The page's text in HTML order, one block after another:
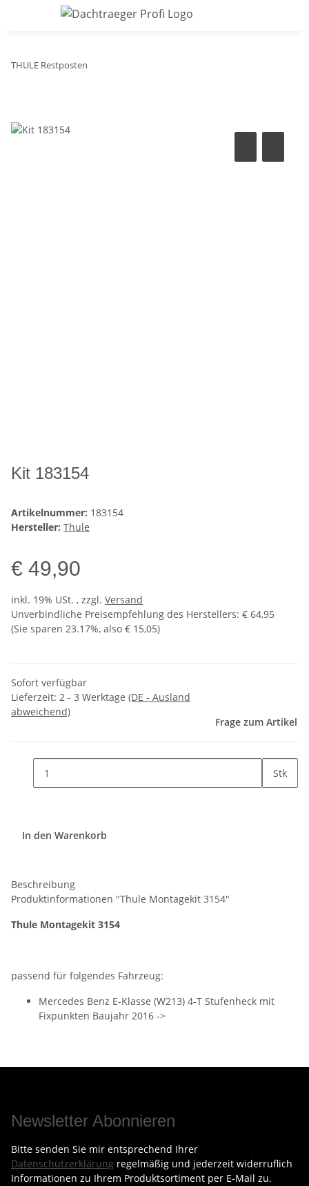
THULE Restposten
Kit 183154
Artikelnummer: 183154
Hersteller: Thule
€ 49,90
inkl. 19% USt. , zzgl. Versand
Unverbindliche Preisempfehlung des Herstellers: € 64,95
(Sie sparen 23.17%, also € 15,05)
Sofort verfügbar
Lieferzeit: 2 - 3 Werktage (DE - Ausland
abweichend)
Frage zum Artikel
Stk
In den Warenkorb
Beschreibung
Produktinformationen "Thule Montagekit 3154"
Thule Montagekit 3154
passend für folgendes Fahrzeug:
Mercedes Benz E-Klasse (W213) 4-T Stufenheck mit
Fixpunkten Baujahr 2016 ->
Newsletter Abonnieren
Bitte senden Sie mir entsprechend Ihrer
Datenschutzerklärung regelmäßig und jederzeit widerruflich
Informationen zu Ihrem Produktsortiment per E-Mail zu.